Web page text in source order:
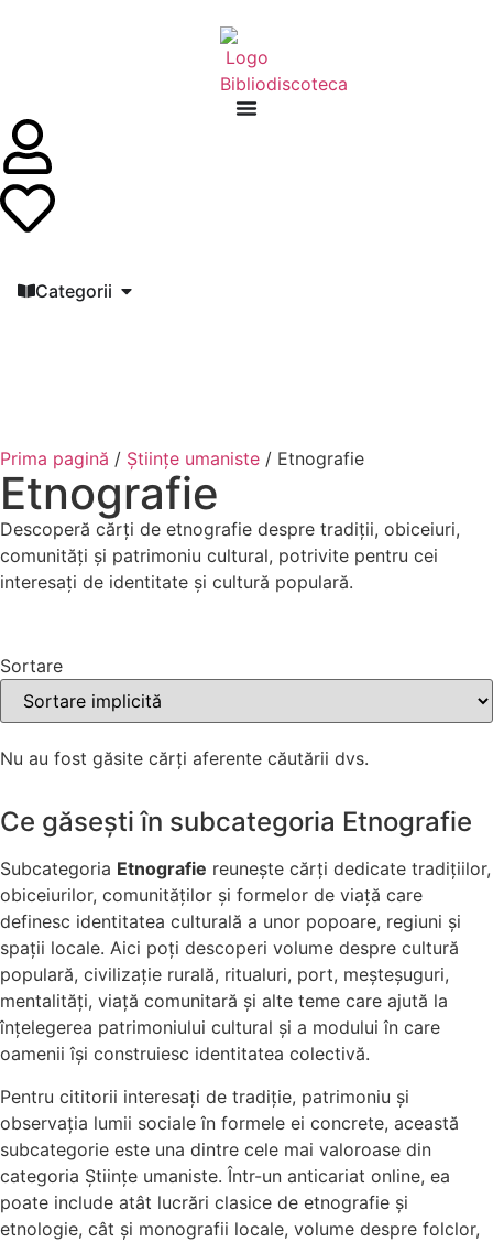
Categorii
Prima pagină / Științe umaniste / Etnografie
Etnografie
Descoperă cărți de etnografie despre tradiții, obiceiuri,
comunități și patrimoniu cultural, potrivite pentru cei
interesați de identitate și cultură populară.
Sortare
Nu au fost găsite cărți aferente căutării dvs.
Ce găsești în subcategoria Etnografie
Subcategoria Etnografie reunește cărți dedicate tradițiilor,
obiceiurilor, comunităților și formelor de viață care
definesc identitatea culturală a unor popoare, regiuni și
spații locale. Aici poți descoperi volume despre cultură
populară, civilizație rurală, ritualuri, port, meșteșuguri,
mentalități, viață comunitară și alte teme care ajută la
înțelegerea patrimoniului cultural și a modului în care
oamenii își construiesc identitatea colectivă.
Pentru cititorii interesați de tradiție, patrimoniu și
observația lumii sociale în formele ei concrete, această
subcategorie este una dintre cele mai valoroase din
categoria Științe umaniste. Într-un anticariat online, ea
poate include atât lucrări clasice de etnografie și
etnologie, cât și monografii locale, volume despre folclor,